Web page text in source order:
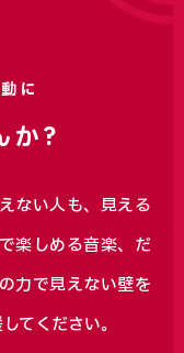
に
か?
ない人も、見える
楽しめる音楽、 だ
力で見えない壁を
てください。